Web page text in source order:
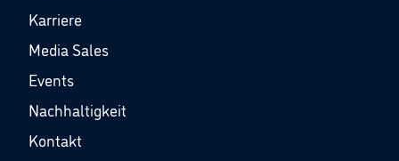
Karriere
Media Sales
Events
Nachhaltigkeit
Kontakt